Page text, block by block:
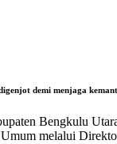
demi menjaga
Bengkulu
melalui